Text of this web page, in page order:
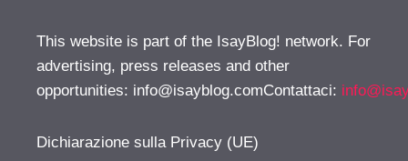
This website is part of the IsayBlog! network. For
advertising, press releases and other
opportunities: info@isayblog.comContattaci:
Dichiarazione sulla Privacy (UE)